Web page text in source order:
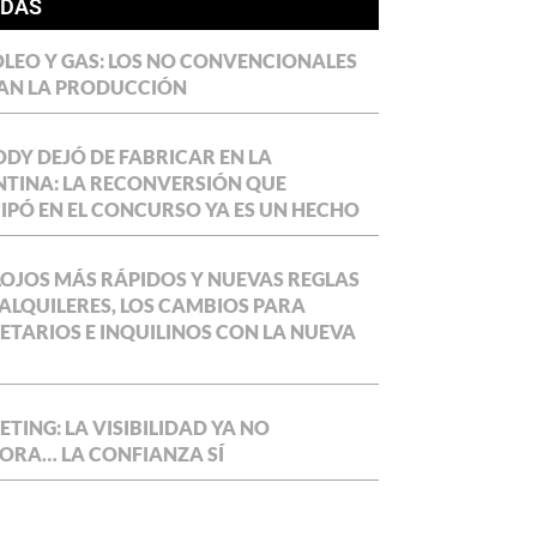
Y GAS: LOS NO CONVENCIONALES
LA PRODUCCIÓN
DEJÓ DE FABRICAR EN LA
LA RECONVERSIÓN QUE
EN EL CONCURSO YA ES UN HECHO
MÁS RÁPIDOS Y NUEVAS REGLAS
LOS CAMBIOS PARA
E INQUILINOS CON LA NUEVA
LA VISIBILIDAD YA NO
LA CONFIANZA SÍ